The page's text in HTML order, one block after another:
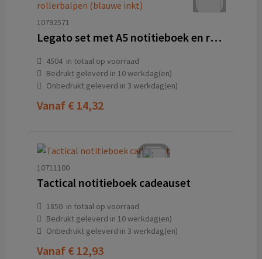
10792571
Legato set met A5 notitieboek en rollerbalpen (blauwe inkt)
4504in totaal op voorraad
Bedrukt geleverd in 10 werkdag(en)
Onbedrukt geleverd in 3 werkdag(en)
Vanaf € 14,32
10711100
Tactical notitieboek cadeauset
1850in totaal op voorraad
Bedrukt geleverd in 10 werkdag(en)
Onbedrukt geleverd in 3 werkdag(en)
Vanaf € 12,93